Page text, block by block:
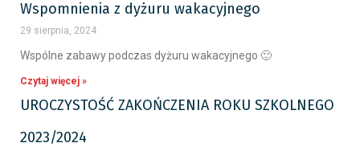
Wspomnienia z dyżuru wakacyjnego
29 sierpnia, 2024
Wspólne zabawy podczas dyżuru wakacyjnego 🙂
Czytaj więcej »
UROCZYSTOŚĆ ZAKOŃCZENIA ROKU SZKOLNEGO
2023/2024